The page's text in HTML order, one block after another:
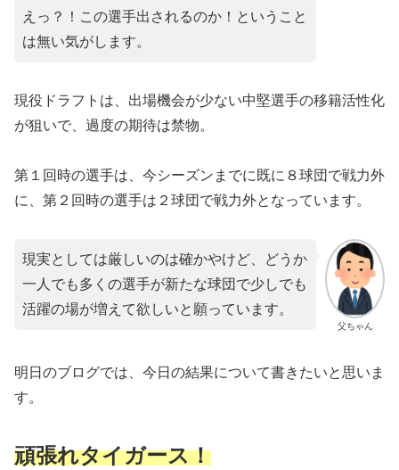
えっ？！この選手出されるのか！ということ
は無い気がします。
現役ドラフトは、出場機会が少ない中堅選手の移籍活性化
が狙いで、過度の期待は禁物。
第１回時の選手は、今シーズンまでに既に８球団で戦力外
に、第２回時の選手は２球団で戦力外となっています。
父ちゃん
現実としては厳しいのは確かやけど、どうか
一人でも多くの選手が新たな球団で少しでも
活躍の場が増えて欲しいと願っています。
明日のブログでは、今日の結果について書きたいと思いま
す。
頑張れタイガース！